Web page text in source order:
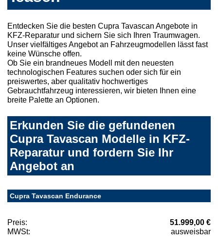
Entdecken Sie die besten Cupra Tavascan Angebote in
KFZ-Reparatur und sichern Sie sich Ihren Traumwagen.
Unser vielfältiges Angebot an Fahrzeugmodellen lässt fast
keine Wünsche offen.
Ob Sie ein brandneues Modell mit den neuesten
technologischen Features suchen oder sich für ein
preiswertes, aber qualitativ hochwertiges
Gebrauchtfahrzeug interessieren, wir bieten Ihnen eine
breite Palette an Optionen.
Erkunden Sie die gefundenen
Cupra Tavascan Modelle in KFZ-
Reparatur und fordern Sie Ihr
Angebot an
Cupra Tavascan Endurance
Preis:
51.999,00 €
MWSt:
ausweisbar